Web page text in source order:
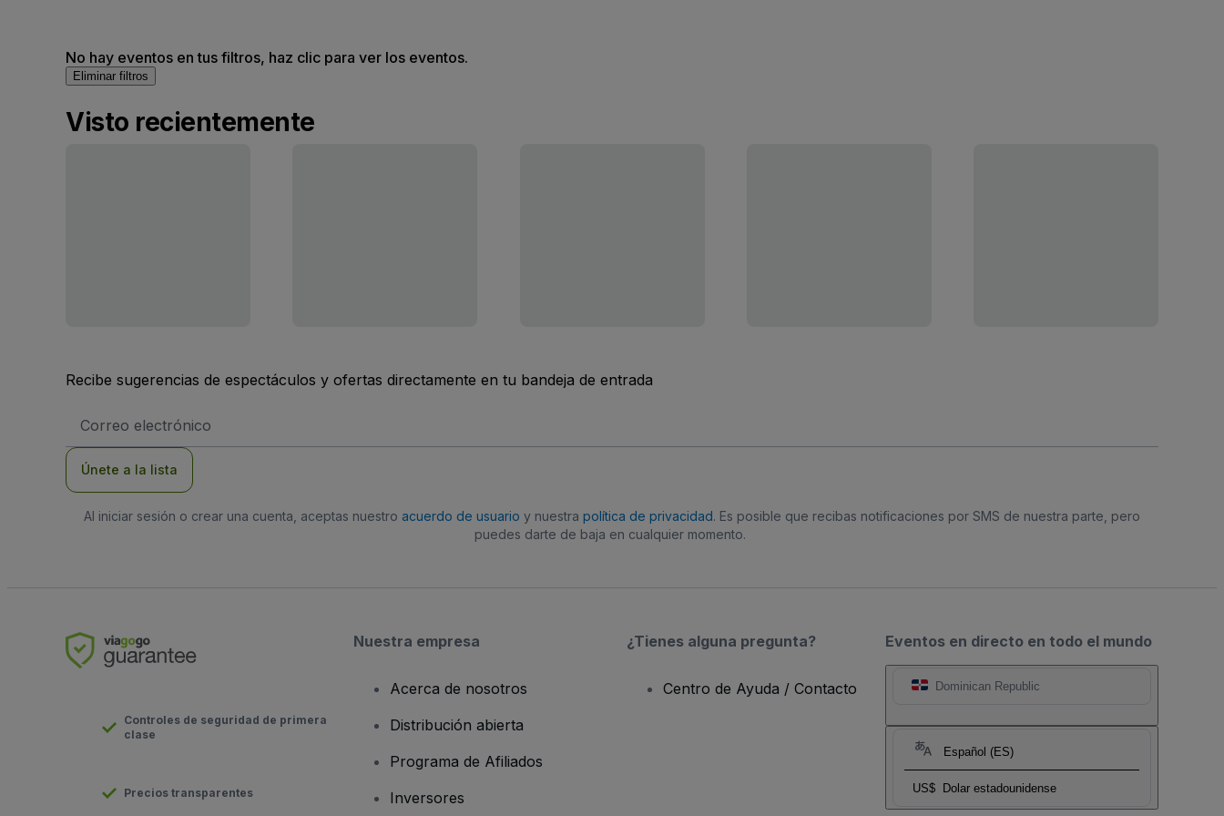
No hay eventos en tus filtros, haz clic para ver los eventos.
Eliminar filtros
Visto recientemente
Recibe sugerencias de espectáculos y ofertas directamente en tu bandeja de entrada
de
Únete a la lista
Al iniciar sesión o crear una cuenta, aceptas nuestro acuerdo de usuario y nuestra política de privacidad. Es posible que recibas notificaciones por SMS de nuestra parte, pero
puedes darte de baja en cualquier momento.
Eventos en directo en todo el mundo
Dominican Republic
Español (ES)
US$ Dolar estadounidense
Controles de seguridad de primera
clase
Precios transparentes
Nuestra empresa
Acerca de nosotros
Distribución abierta
Programa de Afiliados
Inversores
¿Tienes alguna pregunta?
Centro de Ayuda / Contacto